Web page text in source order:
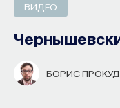
ВИДЕО
БОРИС
ИИ в
образования
«Мыслить